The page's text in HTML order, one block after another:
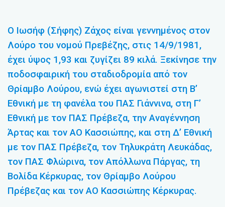
Ο Ιωσήφ (Σήφης) Ζάχος είναι γεννημένος στον
Λούρο του νομού Πρεβέζης, στις 14/9/1981,
έχει ύψος 1,93 και ζυγίζει 89 κιλά. Ξεκίνησε την
ποδοσφαιρική του σταδιοδρομία από τον
Θρίαμβο Λούρου, ενώ έχει αγωνιστεί στη Β’
Εθνική με τη φανέλα του ΠΑΣ Γιάννινα, στη Γ’
Εθνική με τον ΠΑΣ Πρέβεζα, την Αναγέννηση
Άρτας και τον ΑΟ Κασσιώπης, και στη Δ’ Εθνική
με τον ΠΑΣ Πρέβεζα, τον Τηλυκράτη Λευκάδας,
τον ΠΑΣ Φλώρινα, τον Απόλλωνα Πάργας, τη
Βολίδα Κέρκυρας, τον Θρίαμβο Λούρου
Πρέβεζας και τον ΑΟ Κασσιώπης Κέρκυρας.